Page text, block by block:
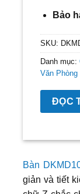
Bảo
SKU:
Danh mục:
Văn Phòng
ĐỌC
Bàn
giản và tiết